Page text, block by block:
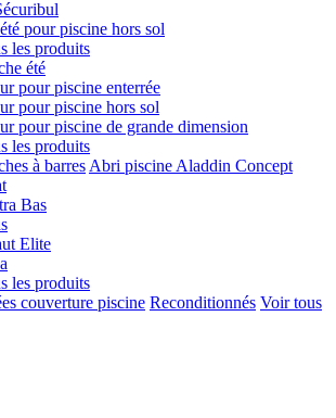
pour piscine hors sol
les produits
été
pour piscine enterrée
pour piscine hors sol
pour piscine de grande dimension
les produits
à barres Abri piscine Aladdin Concept
Bas
Elite
les produits
couverture piscine Reconditionnés Voir tous